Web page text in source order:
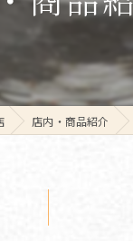
店内・商品紹介